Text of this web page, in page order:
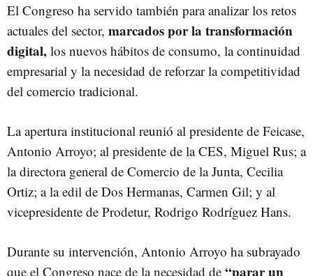
El Congreso ha servido también para analizar los retos
actuales del sector, marcados por la transformación
digital, los nuevos hábitos de consumo, la continuidad
empresarial y la necesidad de reforzar la competitividad
del comercio tradicional.
La apertura institucional reunió al presidente de Feicase,
Antonio Arroyo; al presidente de la CES, Miguel Rus; a
la directora general de Comercio de la Junta, Cecilia
Ortiz; a la edil de Dos Hermanas, Carmen Gil; y al
vicepresidente de Prodetur, Rodrigo Rodríguez Hans.
Durante su intervención, Antonio Arroyo ha subrayado
que el Congreso nace de la necesidad de “parar un